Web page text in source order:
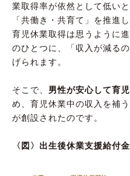
業取得率が依然として低い
「共働き・共育て」を推進
育児休業取得は思うように
のひとつに、「収入が減る
げられます。
そこで、 男性が安心して育
め、育児休業中の収入を補
が創設されたのです。
〈図〉出生後休業支援給付